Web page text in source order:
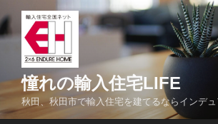
ン
テ
へ
ス
憧れの輸入住宅LIFE
秋田、秋田市で輸入住宅を建てるならインデュ